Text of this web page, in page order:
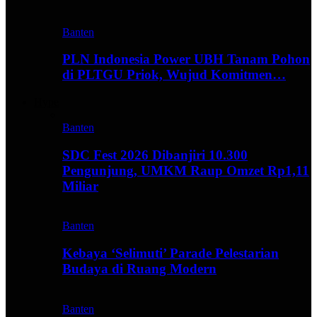
Banten
PLN Indonesia Power UBH Tanam Pohon
di PLTGU Priok, Wujud Komitmen…
Banten
SDC Fest 2026 Dibanjiri 10.300
Pengunjung, UMKM Raup Omzet Rp1,11
Miliar
Banten
Kebaya ‘Selimuti’ Parade Pelestarian
Budaya di Ruang Modern
Banten